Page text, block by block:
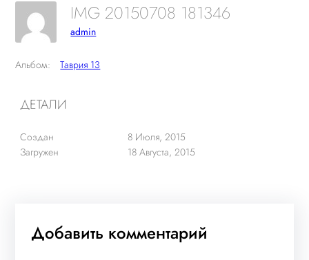
IMG 20150708 181346
admin
Альбом: Таврия 13
ДЕТАЛИ
Создан
8 Июля, 2015
Загружен
18 Августа, 2015
Добавить комментарий